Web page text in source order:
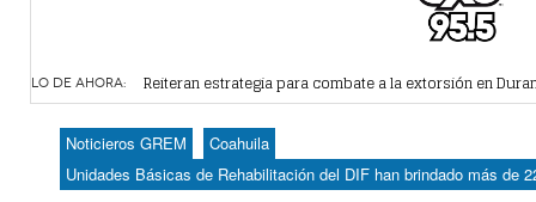
LO DE AHORA:
Reiteran estrategia para combate a la extorsión en
Por falta de agua, vecinos de Villa Zaragoza bloquearon
Plantean fideicomiso federal para operar Agua
Detienen a juez del Tribunal Superior de Justicia de
Noticieros GREM
Coahuila
Unidades Básicas de Rehabilitación del DIF han brindado más de